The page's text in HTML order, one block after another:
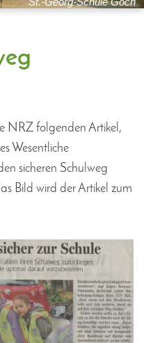
NRZ folgenden Artikel,
Wesentliche
sicheren Schulweg
Bild wird der Artikel zum